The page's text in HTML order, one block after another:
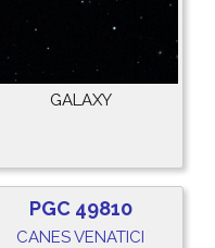
GALAXY
PGC 49810
CANES VENATICI